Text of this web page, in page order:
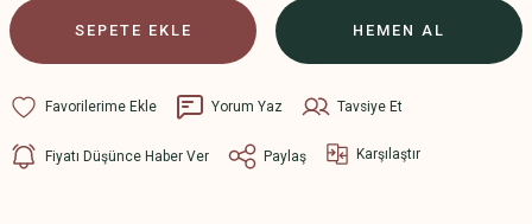
SEPETE EKLE HEMEN AL
Yorum Yaz Tavsiye Et
Fiyatı Düşünce Haber Ver Paylaş Karşılaştır